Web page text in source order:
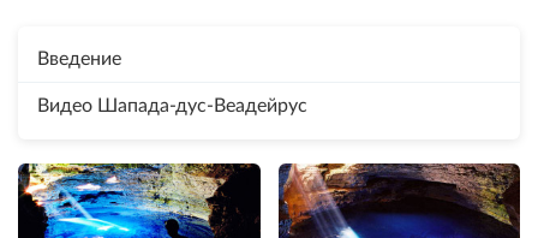
Введение
Видео Шапада-дус-Веадейрус